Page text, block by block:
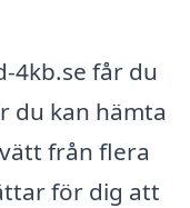
4kb.se får du
du kan hämta
från flera
för dig att